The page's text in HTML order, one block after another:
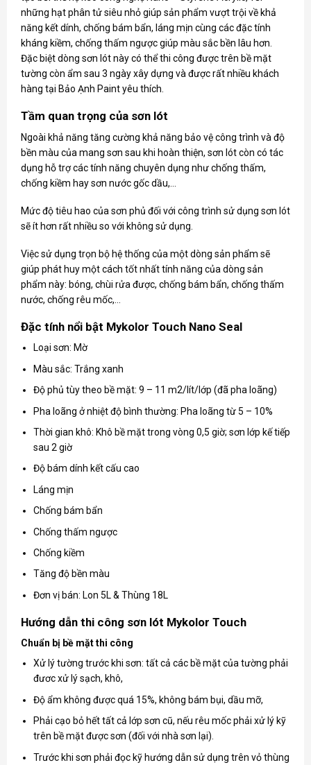
những hạt phân tử siêu nhỏ giúp sản phẩm vượt trội về khả
năng kết dính, chống bám bẩn, láng mịn cùng các đặc tính
kháng kiềm, chống thấm ngược giúp màu sắc bền lâu hơn.
Đặc biệt dòng sơn lót này có thể thi công được trên bề mặt
tường còn ẩm sau 3 ngày xây dựng và được rất nhiều khách
hàng tại Bảo Ạnh Paint yêu thích.
Tầm quan trọng của sơn lót
Ngoài khả năng tăng cường khả năng bảo vệ công trình và độ
bền màu của mang sơn sau khi hoàn thiện, sơn lót còn có tác
dụng hỗ trợ các tính năng chuyên dụng như chống thấm,
chống kiềm hay sơn nước gốc dầu,…
Mức độ tiêu hao của sơn phủ đối với công trình sử dụng sơn lót
sẽ ít hơn rất nhiều so với không sử dụng.
Việc sử dụng trọn bộ hệ thống của một dòng sản phẩm sẽ
giúp phát huy một cách tốt nhất tính năng của dòng sản
phẩm này: bóng, chùi rửa được, chống bám bẩn, chống thấm
nước, chống rêu mốc,…
Đặc tính nổi bật Mykolor Touch Nano Seal
Loại sơn: Mờ
Màu sắc: Trắng xanh
Độ phủ tùy theo bề mặt: 9 – 11 m2/lít/lớp (đã pha loãng)
Pha loãng ở nhiệt độ bình thường: Pha loãng từ 5 – 10%
Thời gian khô: Khô bề mặt trong vòng 0,5 giờ; sơn lớp kế tiếp
sau 2 giờ
Độ bám dính kết cấu cao
Láng mịn
Chống bám bẩn
Chống thấm ngược
Chống kiềm
Tăng độ bền màu
Đơn vị bán: Lon 5L & Thùng 18L
Hướng dẫn thi công sơn lót Mykolor Touch
Chuẩn bị bề mặt thi công
Xử lý tường trước khi sơn: tất cả các bề mặt của tường phải
đươc xử lý sạch, khô,
Độ ẩm không được quá 15%, không bám bụi, dầu mỡ,
Phải cạo bỏ hết tất cả lớp sơn cũ, nếu rêu mốc phải xử lý kỹ
trên bề mặt được sơn (đối với nhà sơn lại).
Trước khi sơn phải đọc kỹ hướng dẫn sử dụng trên vỏ thùng